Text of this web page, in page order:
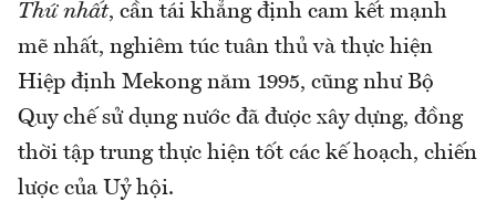
Thứ nhất, cần tái khẳng định cam kết mạnh
mẽ nhất, nghiêm túc tuân thủ và thực hiện
Hiệp định Mekong năm 1995, cũng như Bộ
Quy chế sử dụng nước đã được xây dựng, đồng
thời tập trung thực hiện tốt các kế hoạch, chiến
lược của Uỷ hội.